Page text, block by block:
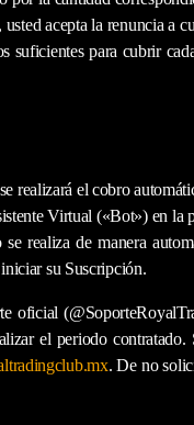
acepta la renuncia a
suficientes para cubrir
realizará el cobro
Virtual («Bot») en la
realiza de manera
su Suscripción.
oficial
el periodo contratado.
. De no